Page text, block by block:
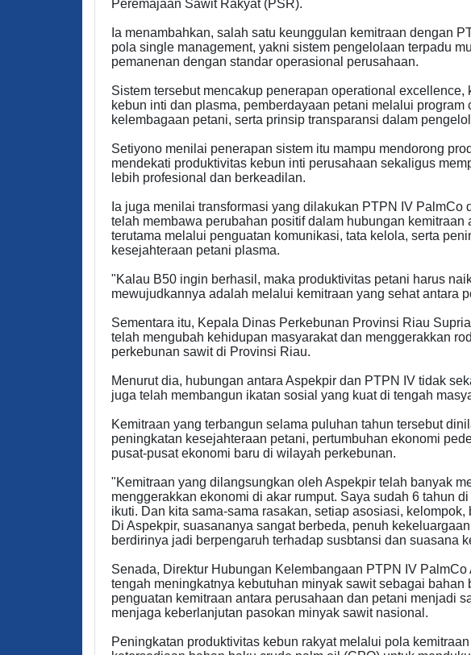
Peremajaan Sawit Rakyat (PSR).
Ia menambahkan, salah satu keunggulan kemitraan dengan
pola single management, yakni sistem pengelolaan terpadu
pemanenan dengan standar operasional perusahaan.
Sistem tersebut mencakup penerapan operational excellence,
kebun inti dan plasma, pemberdayaan petani melalui program
kelembagaan petani, serta prinsip transparansi dalam
Setiyono menilai penerapan sistem itu mampu mendorong
mendekati produktivitas kebun inti perusahaan sekaligus
lebih profesional dan berkeadilan.
Ia juga menilai transformasi yang dilakukan PTPN IV PalmCo
telah membawa perubahan positif dalam hubungan kemitraan
terutama melalui penguatan komunikasi, tata kelola, serta
kesejahteraan petani plasma.
"Kalau B50 ingin berhasil, maka produktivitas petani harus
mewujudkannya adalah melalui kemitraan yang sehat antara
Sementara itu, Kepala Dinas Perkebunan Provinsi Riau
telah mengubah kehidupan masyarakat dan menggerakkan
perkebunan sawit di Provinsi Riau.
Menurut dia, hubungan antara Aspekpir dan PTPN IV tidak
juga telah membangun ikatan sosial yang kuat di tengah
Kemitraan yang terbangun selama puluhan tahun tersebut
peningkatan kesejahteraan petani, pertumbuhan ekonomi
pusat-pusat ekonomi baru di wilayah perkebunan.
"Kemitraan yang dilangsungkan oleh Aspekpir telah banyak
menggerakkan ekonomi di akar rumput. Saya sudah 6 tahun
ikuti. Dan kita sama-sama rasakan, setiap asosiasi,
Di Aspekpir, suasananya sangat berbeda, penuh
berdirinya jadi berpengaruh terhadap susbtansi dan suasana
Senada, Direktur Hubungan Kelembangaan PTPN IV
tengah meningkatnya kebutuhan minyak sawit sebagai bahan
penguatan kemitraan antara perusahaan dan petani menjadi
menjaga keberlanjutan pasokan minyak sawit nasional.
Peningkatan produktivitas kebun rakyat melalui pola